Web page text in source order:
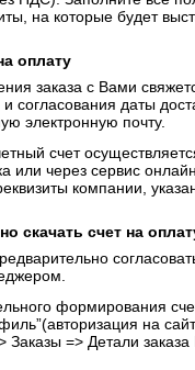
на которые будет
оплату
заказа с Вами
согласования даты
электронную почту.
счет
или через сервис
компании,
скачать счет на
формирования
на
Заказы => Детали